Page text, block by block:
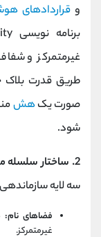
و قراردادهای
غیرمتمرکز و
طریق قدرت
صورت یکهش
‌شود.
2. ساختار سلسله ‌مراتبی و مالکیت:
سه‌ لایه
فضاهای نام:
غیرمتمرکز.